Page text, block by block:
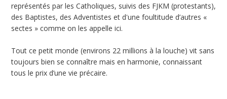
représentés par les Catholiques, suivis des FJKM (protestants),
des Baptistes, des Adventistes et d'une foultitude d’autres «
sectes » comme on les appelle ici.
Tout ce petit monde (environs 22 millions à la louche) vit sans
toujours bien se connaître mais en harmonie, connaissant
tous le prix d’une vie précaire.